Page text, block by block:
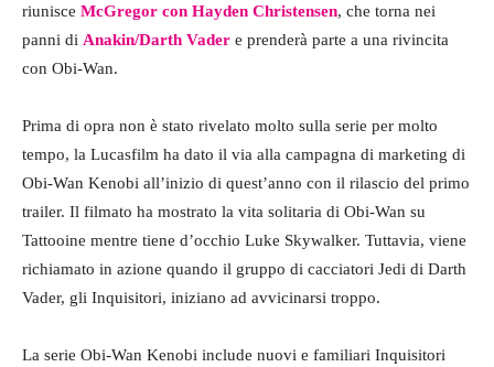
riunisce McGregor con Hayden Christensen, che torna nei
panni di Anakin/Darth Vader e prenderà parte a una rivincita
con Obi-Wan.
Prima di opra non è stato rivelato molto sulla serie per molto
tempo, la Lucasfilm ha dato il via alla campagna di marketing di
Obi-Wan Kenobi all’inizio di quest’anno con il rilascio del primo
trailer. Il filmato ha mostrato la vita solitaria di Obi-Wan su
Tattooine mentre tiene d’occhio Luke Skywalker. Tuttavia, viene
richiamato in azione quando il gruppo di cacciatori Jedi di Darth
Vader, gli Inquisitori, iniziano ad avvicinarsi troppo.
La serie Obi-Wan Kenobi include nuovi e familiari Inquisitori